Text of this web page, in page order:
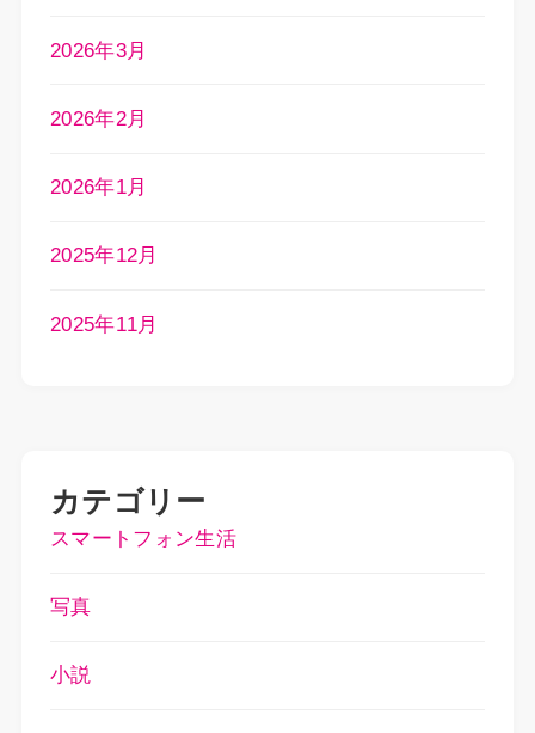
2026年3月
2026年2月
2026年1月
2025年12月
2025年11月
カテゴリー
スマートフォン生活
写真
小説